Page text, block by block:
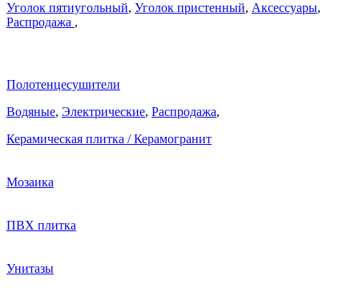
Уголок пятиугольный, Уголок пристенный, Аксессуары,
Распродажа ,
Полотенцесушители
Водяные, Электрические, Распродажа,
Керамическая плитка / Керамогранит
Мозаика
ПВХ плитка
Унитазы